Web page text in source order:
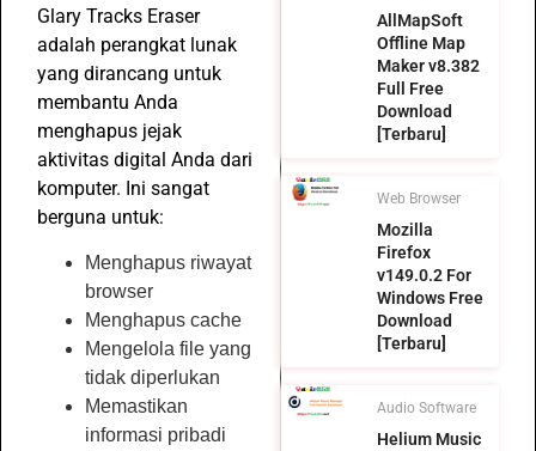
Glary Tracks Eraser
adalah perangkat lunak
yang dirancang untuk
membantu Anda
menghapus jejak
aktivitas digital Anda dari
komputer. Ini sangat
berguna untuk:
Menghapus riwayat
browser
Menghapus cache
Mengelola file yang
tidak diperlukan
Memastikan
informasi pribadi
AllMapSoft
Offline Map
Maker v8.382
Full Free
Download
[Terbaru]
Web Browser
Mozilla
Firefox
v149.0.2 For
Windows Free
Download
[Terbaru]
Audio Software
Helium Music